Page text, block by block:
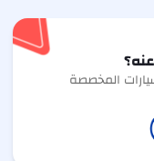
المخصصة